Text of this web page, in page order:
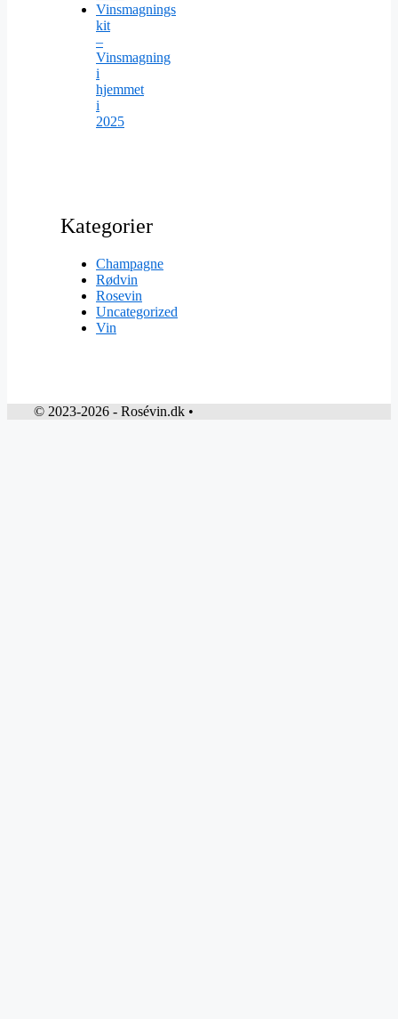
Vinsmagnings
kit
–
Vinsmagning
i
hjemmet
i
2025
Kategorier
Champagne
Rødvin
Rosevin
Uncategorized
Vin
© 2023-2026 - Rosévin.dk •